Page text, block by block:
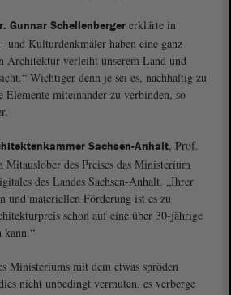
Gunnar Schellenberger erklärte in
und Kulturdenkmäler haben eine ganz
Architektur verleiht unserem Land und
Wichtiger denn je sei es, nachhaltig zu
Elemente miteinander zu verbinden, so
Sachsen-Anhalt, Prof.
des Preises das Ministerium
des Landes Sachsen-Anhalt. „Ihrer
und materiellen Förderung ist es zu
schon auf eine über 30-jährige
kann.“
Ministeriums mit dem etwas spröden
nicht unbedingt vermuten, es verberge